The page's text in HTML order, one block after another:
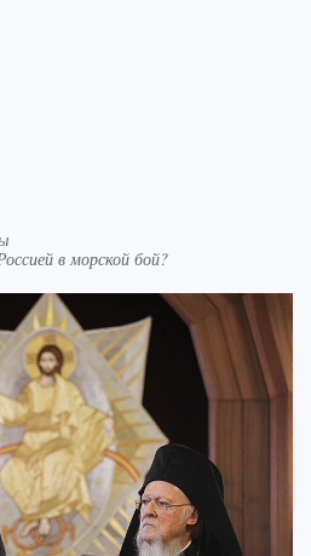
в морской бой?